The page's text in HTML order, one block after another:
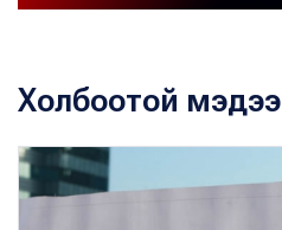
Холбоотой мэдээ